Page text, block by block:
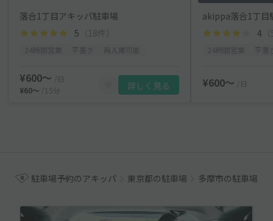
落合1丁目アキッパ駐車場
5 （18件）
¥600〜
/日
¥60〜
/15分 詳しく見る
akippa落合1丁目
4
¥600〜 /日
駐車場予約のアキッパ 東京都の駐車場 多摩市の駐車場